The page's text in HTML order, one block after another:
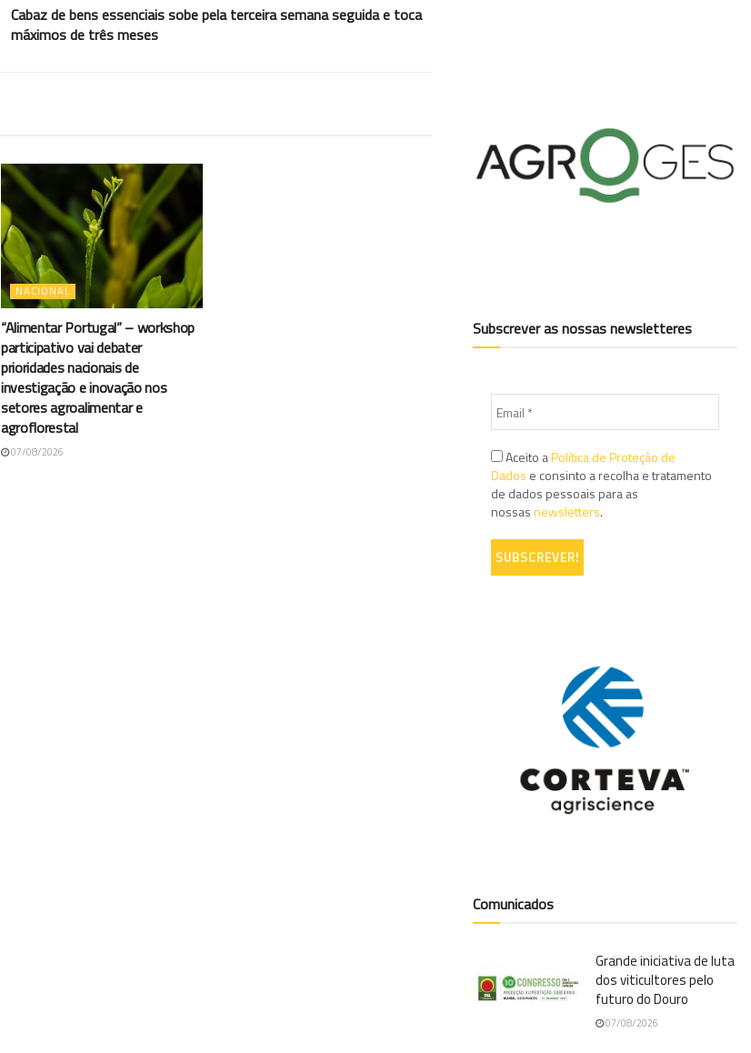
Cabaz de bens essenciais sobe pela terceira semana seguida e toca
máximos de três meses
NACIONAL
“Alimentar Portugal” – workshop
participativo vai debater
prioridades nacionais de
investigação e inovação nos
setores agroalimentar e
agroflorestal
07/08/2026
Subscrever as nossas newsletteres
Aceito aPolítica de Proteção de
Dados e consinto a recolha e tratamento
de dados pessoais para as
nossasnewsletters.
Comunicados
Grande iniciativa de luta
dos viticultores pelo
futuro do Douro
07/08/2026